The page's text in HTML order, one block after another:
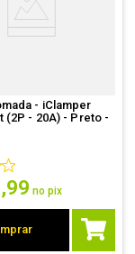
- iClamper
(2P - 20A) - Preto -
,99 no pix